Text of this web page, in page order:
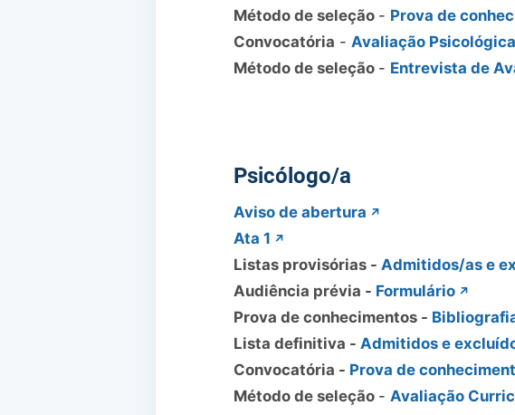
Método de seleção - Prova de
Convocatória -Avaliação Psicológica
Método de seleção - Entrevista de
Psicólogo/a
Aviso de abertura
Ata 1
Listas provisórias -Admitidos/as e
Audiência prévia - Formulário
Prova de conhecimentos -
Lista definitiva -Admitidos e
Convocatória - Prova de
Método de seleção -Avaliação